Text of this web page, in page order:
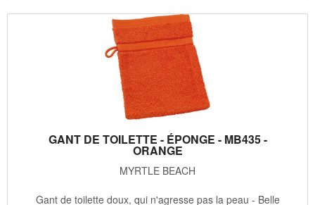
GANT DE TOILETTE - ÉPONGE - MB435 -
ORANGE
MYRTLE BEACH
Gant de toilette doux, qui n'agresse pas la peau - Belle